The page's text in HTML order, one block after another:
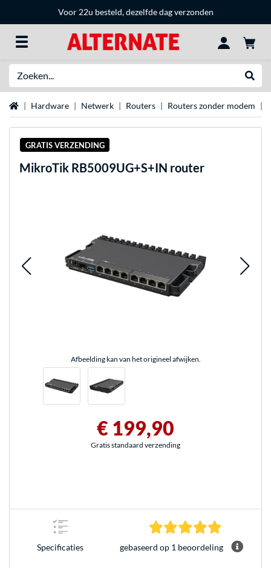
Voor 22u besteld, dezelfde dag verzonden
Home Hardware Netwerk Routers Routers zonder modem
GRATIS VERZENDING
MikroTik RB5009UG+S+IN router
Afbeelding kan van het origineel afwijken.
€ 199,90
Gratis standaard verzending
Specificaties gebaseerd op 1 beoordeling